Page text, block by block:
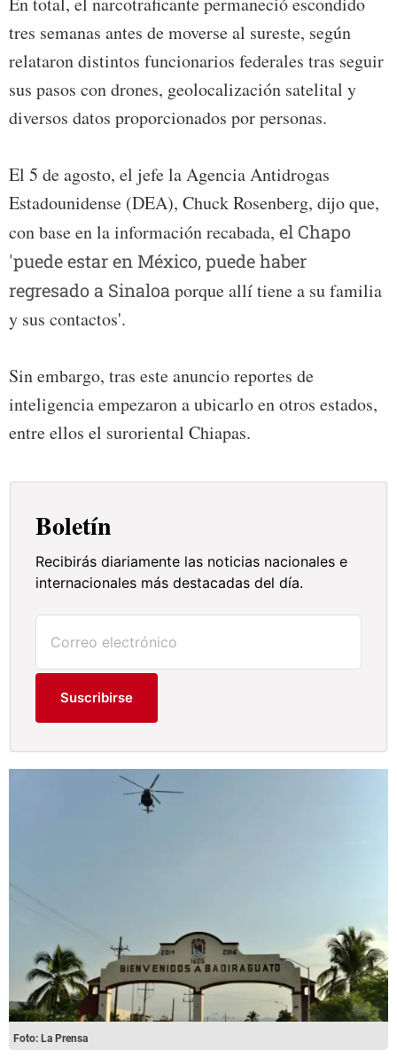
tres semanas antes de moverse al sureste, según
relataron distintos funcionarios federales tras seguir
sus pasos con drones, geolocalización satelital y
diversos datos proporcionados por personas.
El 5 de agosto, el jefe la Agencia Antidrogas
Estadounidense (DEA), Chuck Rosenberg, dijo que,
con base en la información recabada, el Chapo
'puede estar en México, puede haber
regresado a Sinaloa porque allí tiene a su familia
y sus contactos'.
Sin embargo, tras este anuncio reportes de
inteligencia empezaron a ubicarlo en otros estados,
entre ellos el suroriental Chiapas.
Boletín
Recibirás diariamente las noticias nacionales e
internacionales más destacadas del día.
Suscribirse
Foto: La Prensa